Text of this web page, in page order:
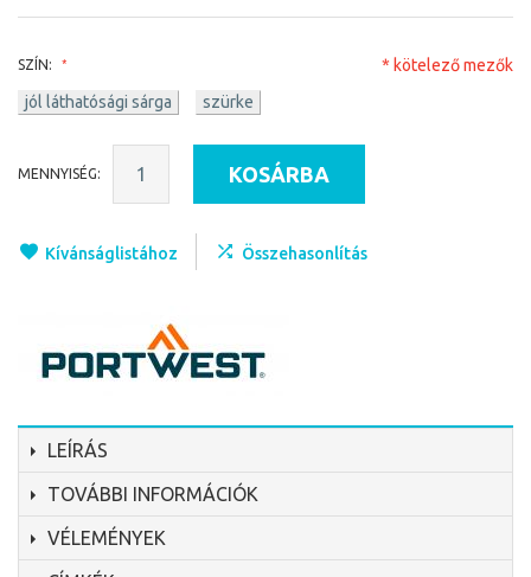
SZÍN:
jól láthatósági sárga szürke
* kötelező mezők
MENNYISÉG: KOSÁRBA
Kívánságlistához Összehasonlítás
LEÍRÁS
TOVÁBBI INFORMÁCIÓK
VÉLEMÉNYEK